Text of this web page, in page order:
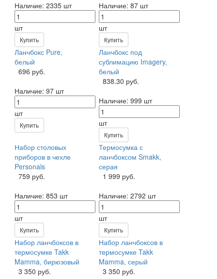
Наличие: 2335 шт
шт
Купить
Наличие:87 шт
шт
Купить
Ланчбокс Pure,
белый
696 руб.
Наличие: 97 шт
шт
Купить
Ланчбокс под
сублимацию Imagery,
белый
838.30 руб.
Наличие:999 шт
шт
Купить
Набор столовых
приборов в чехле
Personals
759 руб.
Наличие: 853 шт
шт
Купить
Термосумка с
ланчбоксом Smakk,
серая
1 999 руб.
Наличие:2792 шт
шт
Купить
Набор ланчбоксов в
термосумке Takk
Mamma, бирюзовый
3 350 руб.
Набор ланчбоксов в
термосумке Takk
Mamma, серый
3 350 руб.